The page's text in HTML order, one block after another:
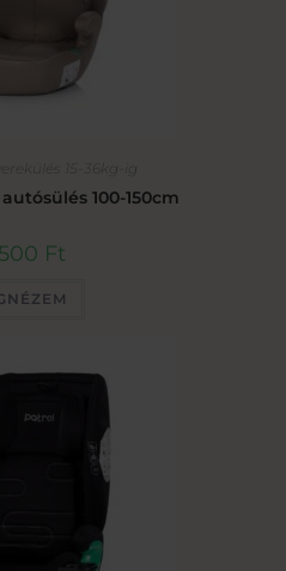
15-36kg-ig
100-150cm
Ft